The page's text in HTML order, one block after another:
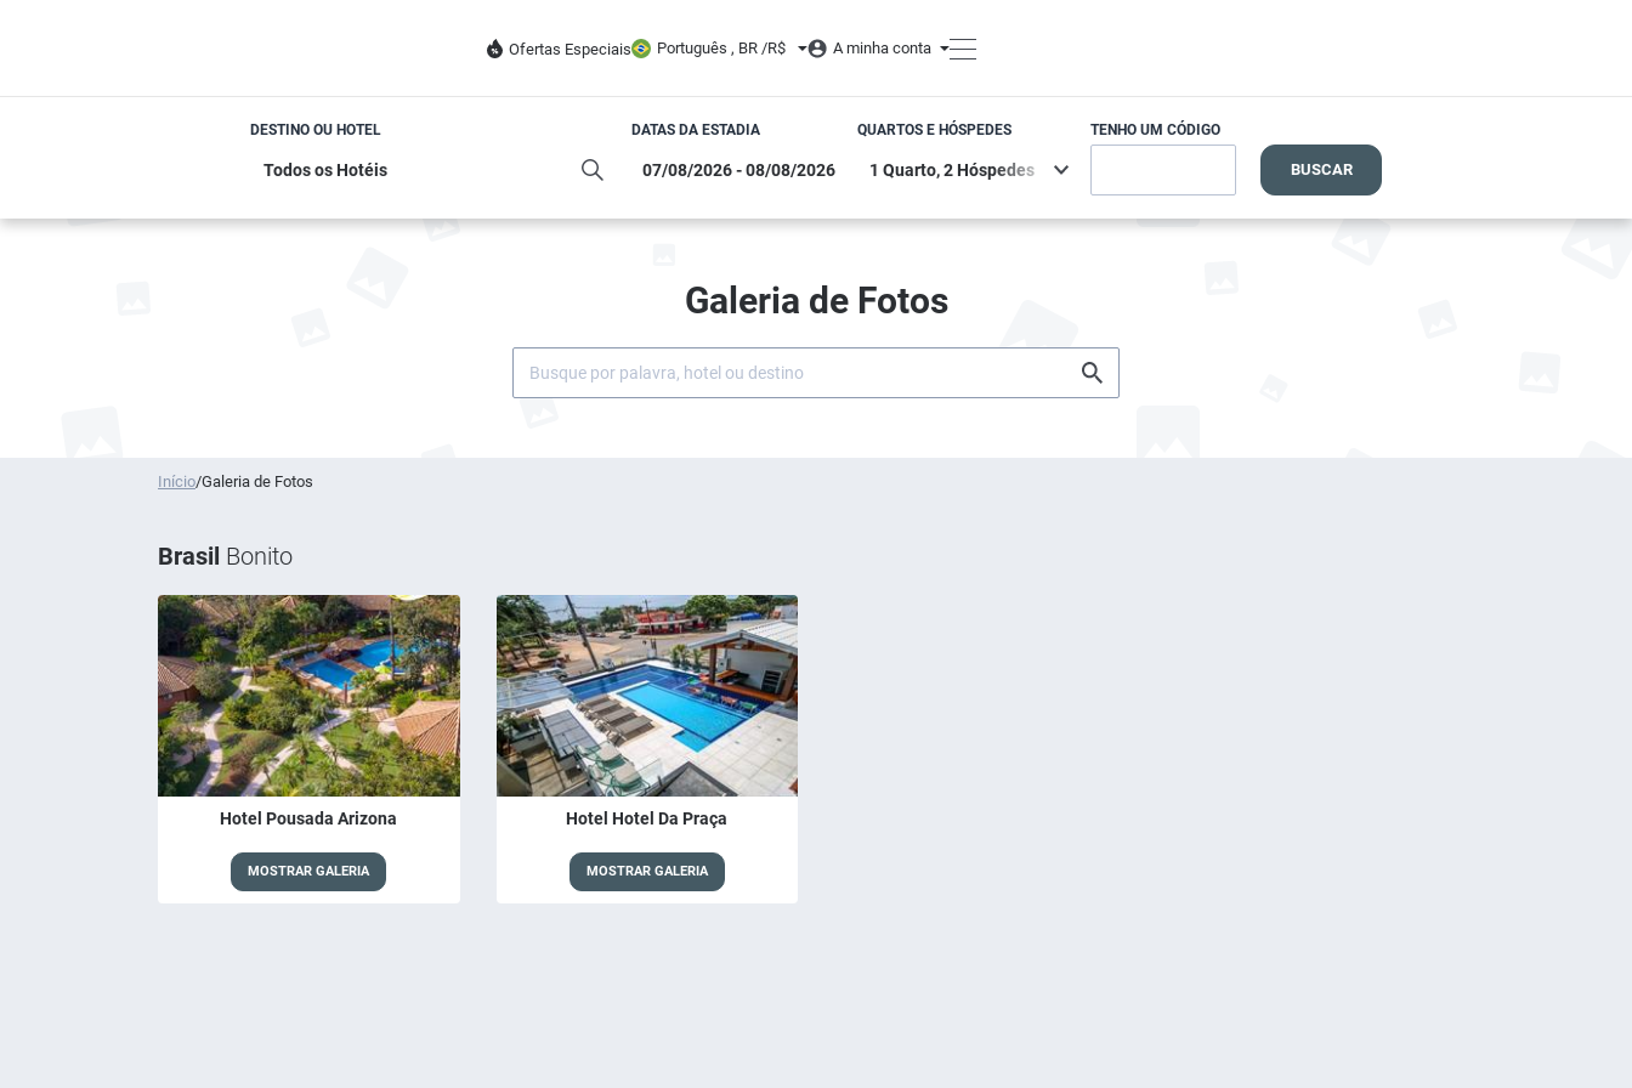
Ofertas Especiais Português , BR /R$ A minha conta
DESTINO OU HOTEL DATAS DA ESTADIA QUARTOS E HÓSPEDES TENHO UM CÓDIGO
BUSCAR
Galeria de Fotos
Início/Galeria de Fotos
Brasil Bonito
Hotel Pousada Arizona
MOSTRAR GALERIA
Hotel Hotel Da Praça
MOSTRAR GALERIA